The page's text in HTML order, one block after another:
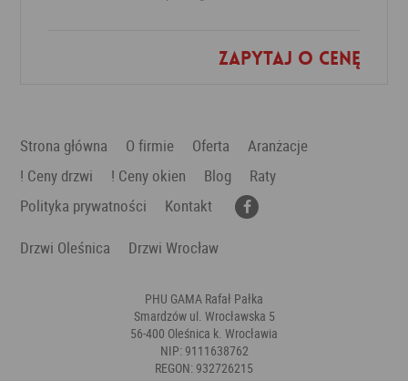
Zapytaj o cenę
Dodaj do ulubionych
Strona główna O firmie Oferta
Aranżacje
! Ceny drzwi
! Ceny okien Blog
Raty
Polityka prywatności
Kontakt
Drzwi Oleśnica
Drzwi Wrocław
PHU GAMA Rafał Pałka
Smardzów ul. Wrocławska 5
56-400 Oleśnica k. Wrocławia
NIP: 9111638762
REGON: 932726215